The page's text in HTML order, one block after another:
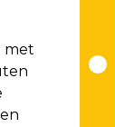
met